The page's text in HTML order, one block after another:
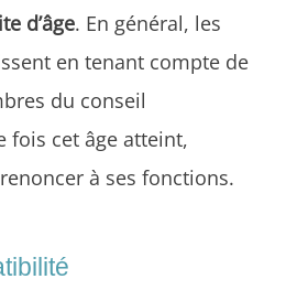
d’âge. En général, les
en tenant compte de
du conseil
fois cet âge atteint,
à ses fonctions.